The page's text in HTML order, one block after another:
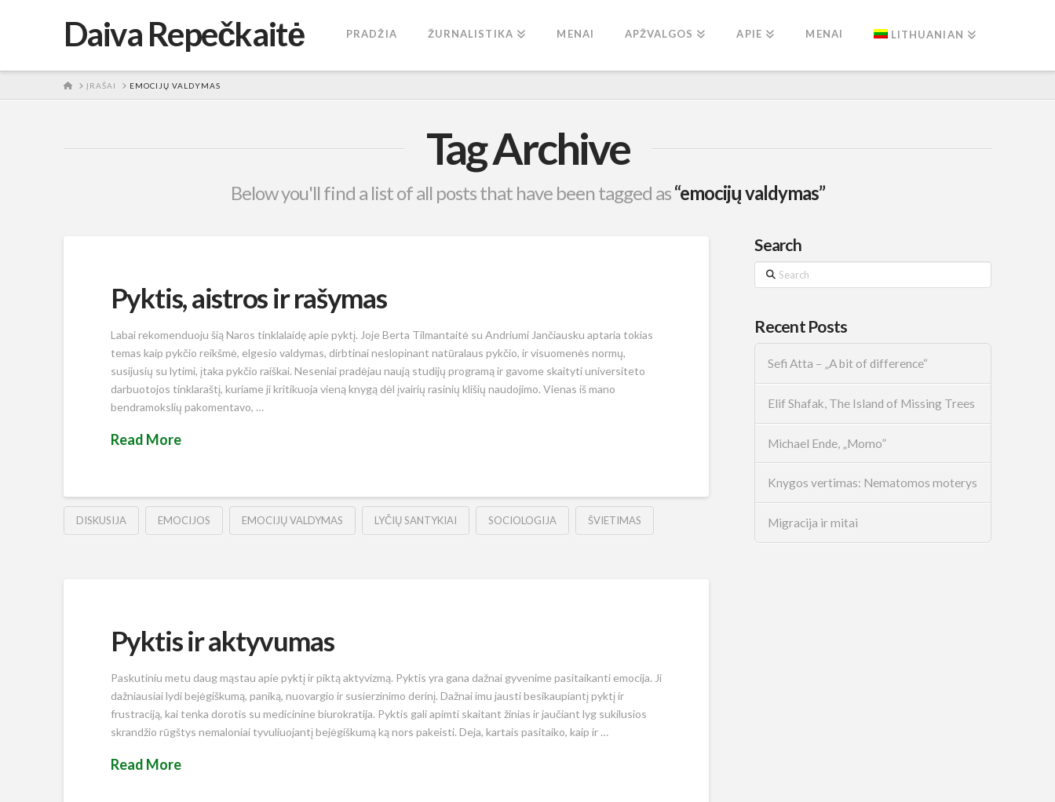
Daiva Repečkaitė PRADŽIA ŽURNALISTIKA MENAI APŽVALGOS APIE MENAI LITHUANIAN
HOMEĮRAŠAI EMOCIJŲ VALDYMAS
Tag Archive
Below you'll find a list of all posts that have been tagged as“emocijų valdymas”
Pyktis, aistros ir rašymas
Labai rekomenduoju šią Naros tinklalaidę apie pyktį. Joje Berta Tilmantaitė su Andriumi Jančiausku aptaria tokias
temas kaip pykčio reikšmė, elgesio valdymas, dirbtinai neslopinant natūralaus pykčio, ir visuomenės normų,
susijusių su lytimi, įtaka pykčio raiškai. Neseniai pradėjau naują studijų programą ir gavome skaityti universiteto
darbuotojos tinklaraštį, kuriame ji kritikuoja vieną knygą dėl įvairių rasinių klišių naudojimo. Vienas iš mano
bendramokslių pakomentavo, …
Read More
DISKUSIJA EMOCIJOS EMOCIJŲ VALDYMAS LYČIŲ SANTYKIAI SOCIOLOGIJA ŠVIETIMAS
Pyktis ir aktyvumas
Paskutiniu metu daug mąstau apie pyktį ir piktą aktyvizmą. Pyktis yra gana dažnai gyvenime pasitaikanti emocija. Ji
dažniausiai lydi bejėgiškumą, paniką, nuovargio ir susierzinimo derinį. Dažnai imu jausti besikaupiantį pyktį ir
frustraciją, kai tenka dorotis su medicinine biurokratija. Pyktis gali apimti skaitant žinias ir jaučiant lyg sukilusios
skrandžio rūgštys nemaloniai tyvuliuojantį bejėgiškumą ką nors pakeisti. Deja, kartais pasitaiko, kaip ir …
Read More
Search
Search
Recent Posts
Sefi Atta – „A bit of difference“
Elif Shafak, The Island of Missing Trees
Michael Ende, „Momo”
Knygos vertimas: Nematomos moterys
Migracija ir mitai